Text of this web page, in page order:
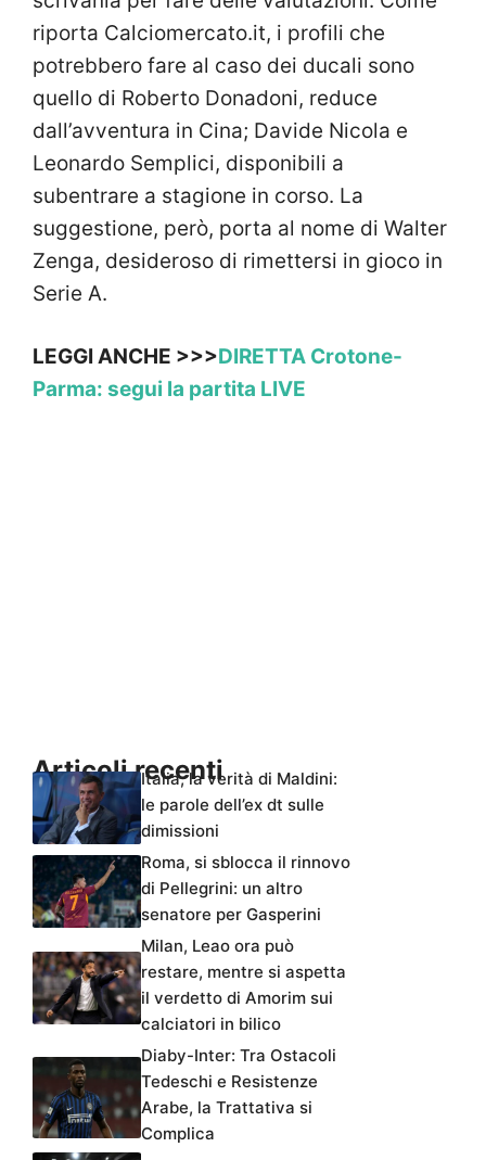
riporta Calciomercato.it, i profili che
potrebbero fare al caso dei ducali sono
quello di Roberto Donadoni, reduce
dall’avventura in Cina; Davide Nicola e
Leonardo Semplici, disponibili a
subentrare a stagione in corso. La
suggestione, però, porta al nome di Walter
Zenga, desideroso di rimettersi in gioco in
Serie A.
LEGGI ANCHE >>>DIRETTA Crotone-
Parma: segui la partita LIVE
Articoli recentiItalia, la verità di Maldini:
le parole dell’ex dt sulle
dimissioni
Roma, si sblocca il rinnovo
di Pellegrini: un altro
senatore per Gasperini
Milan, Leao ora può
restare, mentre si aspetta
il verdetto di Amorim sui
calciatori in bilico
Diaby-Inter: Tra Ostacoli
Tedeschi e Resistenze
Arabe, la Trattativa si
Complica